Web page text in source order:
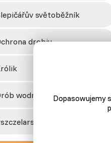
slepičářův světoběžník
ochrona drobiu
królik
drób wodny
pszczelarstwo
Dopasowujemy